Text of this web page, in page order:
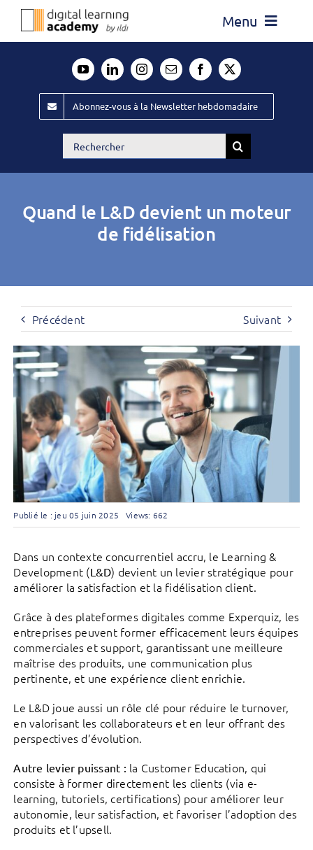
Passer
Menu
Évènements ILDI
Offres d’emploi
Publiez
Abonnez-vous à la Newsletter hebdomadaire
Rechercher:
Quand le L&D devient un moteur
de fidélisation
Précédent Suivant
Publié le : jeu 05 juin 2025 Views: 662
Dans un contexte concurrentiel accru, le Learning &
Development (L&D) devient un levier stratégique pour
améliorer la satisfaction et la fidélisation client.
Grâce à des plateformes digitales comme Experquiz, les
entreprises peuvent former efficacement leurs équipes
commerciales et support, garantissant une meilleure
maîtrise des produits, une communication plus
pertinente, et une expérience client enrichie.
Le L&D joue aussi un rôle clé pour réduire le turnover,
en valorisant les collaborateurs et en leur offrant des
perspectives d’évolution.
Autre levier puissant : la Customer Education, qui
consiste à former directement les clients (via e-
learning, tutoriels, certifications) pour améliorer leur
autonomie, leur satisfaction, et favoriser l’adoption des
produits et l’upsell.